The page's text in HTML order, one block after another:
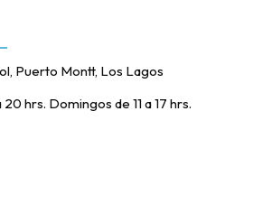
Puerto Montt, Los Lagos
hrs. Domingos de 11 a 17 hrs.